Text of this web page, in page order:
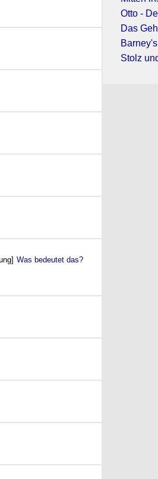
Was bedeutet das?
Otto -
Das
Stolz